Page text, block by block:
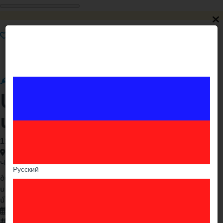
Русский
Ընդգծել Ամրացնել Շտապ Premium VIP
Աթոռ ծալվող
մետաղական
11 000֏
Վիճակը:Նոր
ծալվող աթոռ
սև գույն
մետաղական